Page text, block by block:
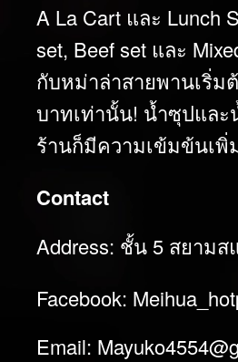
A La Cart และ Lunch
set, Beef set และ
กับหม่าล่าสายพานเริ่ม
บาทเท่านั้น! น้ำซุปและ
ร้านก็มีความเข้มข้นเพิ่
Contact
Address: ชั้น 5 สยามส
Facebook:
Email: